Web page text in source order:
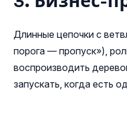
Длинные цепочки с
порога — пропуск»),
воспроизводить
запускать, когда есть